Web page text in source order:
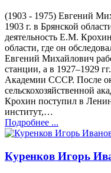
(1903 - 1975) Евгений
1903 г. в Брянской
деятельность Е.М.
области, где он
Евгений Михайлович
станции, а в 1927–1929
Академии СССР. После
сельскохозяйственной
Крохин поступил в
институт,…
Подробнее ...
Куренков Игорь